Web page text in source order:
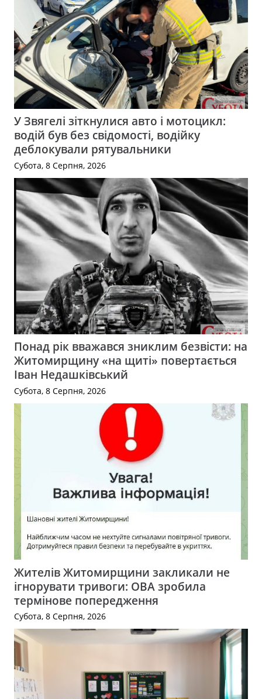
У Звягелі зіткнулися авто і мотоцикл:
водій був без свідомості, водійку
деблокували рятувальники
Субота, 8 Серпня, 2026
Понад рік вважався зниклим безвісти: на
Житомирщину «на щиті» повертається
Іван Недашківський
Субота, 8 Серпня, 2026
Жителів Житомирщини закликали не
ігнорувати тривоги: ОВА зробила
термінове попередження
Субота, 8 Серпня, 2026